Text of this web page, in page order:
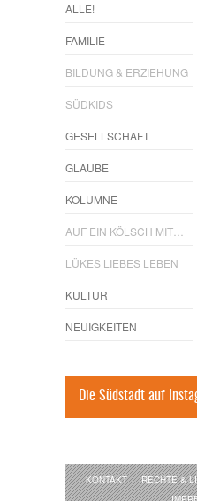
ALLE!
FAMILIE
BILDUNG & ERZIEHUNG
SÜDKIDS
GESELLSCHAFT
GLAUBE
KOLUMNE
AUF EIN KÖLSCH MIT…
LÜKES LIEBES LEBEN
KULTUR
NEUIGKEITEN
Die Südstadt auf
KONTAKT RECHTE &